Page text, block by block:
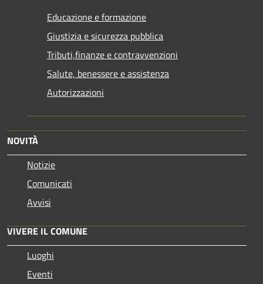
Educazione e formazione
Giustizia e sicurezza pubblica
Tributi,finanze e contravvenzioni
Salute, benessere e assistenza
Autorizzazioni
NOVITÀ
Notizie
Comunicati
Avvisi
VIVERE IL COMUNE
Luoghi
Eventi